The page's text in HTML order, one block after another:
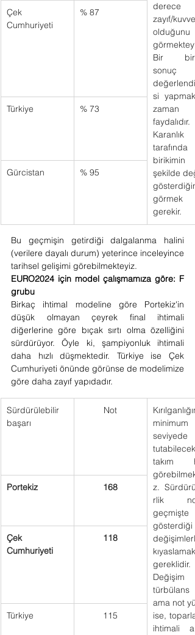
derece
zayıf/
olduğunu
Bir
sonuç
si
zaman
faydalıdır.
Karanlık
tarafında
şekilde
gösterdiğini
görmek
gerekir.
Çek
Cumhuriyeti
% 87
Türkiye % 73
Gürcistan % 95
Bu geçmişin getirdiği dalgalanma halini
(verilere dayalı durum) yeterince inceleyince
tarihsel gelişimi görebilmekteyiz.
EURO2024 için model çalışmamıza göre: F
grubu
Birkaç ihtimal modeline göre Portekiz'in
düşük olmayan çeyrek final ihtimali
diğerlerine göre bıçak sırtı olma özelliğini
sürdürüyor. Öyle ki, şampiyonluk ihtimali
daha hızlı düşmektedir. Türkiye ise Çek
Cumhuriyeti önünde görünse de modelimize
göre daha zayıf yapıdadır.
Sürdürülebilir
başarı
Not
Kırılganlığını
minimum
seviyede
tutabilecek
takım
z.
rlik
geçmişte
gösterdiği
değişimlerle
kıyaslamak
gereklidir.
Değişim
türbülans
ama not
ise,
ihtimali
Portekiz 168
Çek
Cumhuriyeti
118
Türkiye 115